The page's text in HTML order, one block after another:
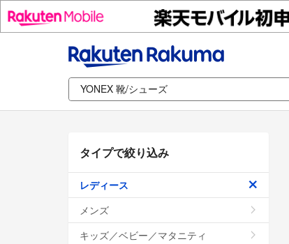
タイプで絞り込み
レディース
メンズ
キッズ／ベビー／マタニティ